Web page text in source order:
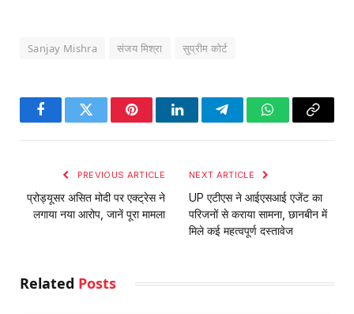
Sanjay Mishra संजय मिश्रा सुप्रीम कोर्ट
FacebookTwitter PinterestLinkedInTelegramWhatsApp
Copy
PREVIOUS ARTICLE
प्रोड्यूसर असित मोदी पर एक्ट्रेस ने
लगाया नया आरोप, जानें पूरा मामला
NEXT ARTICLE
UP एटीएस ने आईएसआई एजेंट का
परिजनों से कराया सामना, छानबीन में
मिले कई महत्वपूर्ण दस्तावेज
Related Posts